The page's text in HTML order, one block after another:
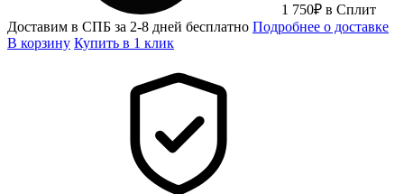
1 750₽ в Сплит
Доставим в СПБ за 2-8 дней бесплатно Подробнее о доставке
В корзину Купить в 1 клик